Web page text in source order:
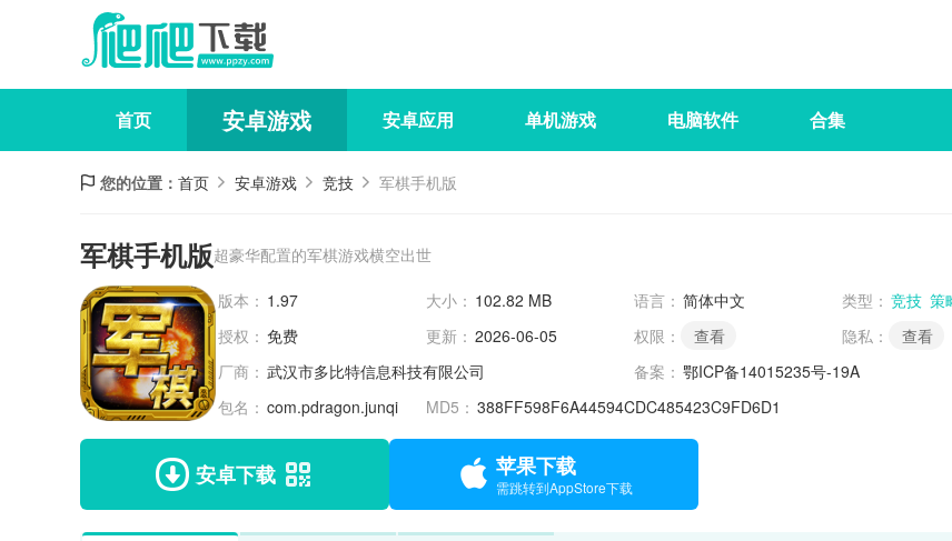
首页 安卓游戏 安卓应用 单机游戏 电脑软件 合集
您的位置： 首页 安卓游戏 竞技 军棋手机版
军棋手机版超豪华配置的军棋游戏横空出世
版本： 1.97 大小： 102.82 MB 语言： 简体中文 类型： 竞技 策
授权： 免费 更新： 2026-06-05 权限： 查看 隐私：
查看
厂商： 武汉市多比特信息科技有限公司 备案： 鄂ICP备14015235号-19A
包名： com.pdragon.junqi MD5： 388FF598F6A44594CDC485423C9FD6D1
安卓下载 苹果下载
需跳转到AppStore下载